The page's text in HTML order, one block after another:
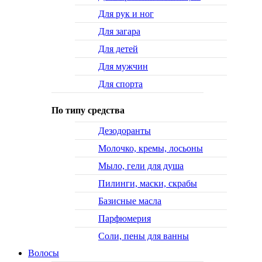
Для рук и ног
Для загара
Для детей
Для мужчин
Для спорта
По типу средства
Дезодоранты
Молочко, кремы, лосьоны
Мыло, гели для душа
Пилинги, маски, скрабы
Базисные масла
Парфюмерия
Соли, пены для ванны
Волосы